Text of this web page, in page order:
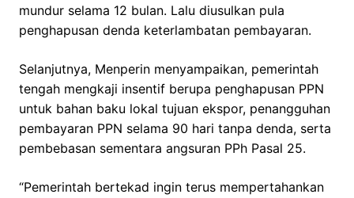
mundur selama 12 bulan. Lalu diusulkan pula
penghapusan denda keterlambatan pembayaran.
Selanjutnya, Menperin menyampaikan, pemerintah
tengah mengkaji insentif berupa penghapusan PPN
untuk bahan baku lokal tujuan ekspor, penangguhan
pembayaran PPN selama 90 hari tanpa denda, serta
pembebasan sementara angsuran PPh Pasal 25.
“Pemerintah bertekad ingin terus mempertahankan